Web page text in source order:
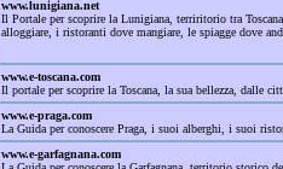
www.lunigiana.net
Il Portale per scoprire la Lunigiana, terriritorio tra
alloggiare, i ristoranti dove mangiare, le spiagge dove
www.e-toscana.com
Il portale per scoprire la Toscana, la sua bellezza, dalle
www.e-praga.com
La Guida per conoscere Praga, i suoi alberghi, i suoi
www.e-garfagnana.com